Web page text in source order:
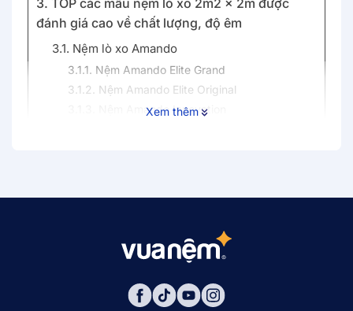
3. TOP các mẫu nệm lò xo 2m2 x 2m được
đánh giá cao về chất lượng, độ êm
3.1. Nệm lò xo Amando
3.1.1. Nệm Amando Elite Grand
3.1.2. Nệm Amando Elite Original
3.1.3. Nệm Amando Innovation
3.3.2. Nệm Goodnight Sleep Wave
3.4.1. Nệm lò xo Spring Air Back Supporter Firm
Xem thêm